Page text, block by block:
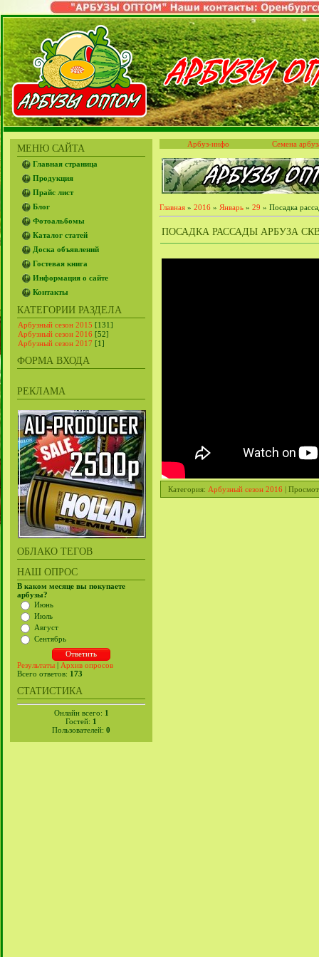
МЕНЮ САЙТА
Главная страница
Продукция
Прайс лист
Блог
Фотоальбомы
Каталог статей
Доска объявлений
Гостевая книга
Информация о сайте
Контакты
КАТЕГОРИИ РАЗДЕЛА
Арбузный сезон 2015 [131]
Арбузный сезон 2016 [52]
Арбузный сезон 2017 [1]
ФОРМА ВХОДА
РЕКЛАМА
ОБЛАКО ТЕГОВ
НАШ ОПРОС
В каком месяце вы покупаете
арбузы?
Июнь
Июль
Август
Сентябрь
Результаты | Архив опросов
Всего ответов: 173
СТАТИСТИКА
Онлайн всего: 1
Гостей: 1
Пользователей: 0
Арбуз-инфо Семена
Главная » 2016 » Январь » 29 » Посадка
ПОСАДКА РАССАДЫ АРБУЗА
Категория: Арбузный сезон 2016 |